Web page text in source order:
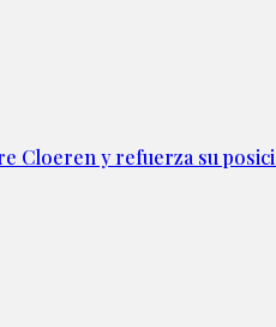
Cloeren y refuerza su